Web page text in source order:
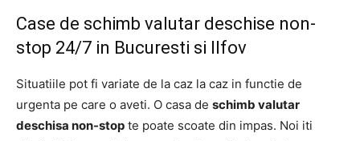
Case de schimb valutar deschise non-
stop 24/7 in Bucuresti si Ilfov
Situatiile pot fi variate de la caz la caz in functie de
urgenta pe care o aveti. O casa de schimb valutar
deschisa non-stop te poate scoate din impas. Noi iti